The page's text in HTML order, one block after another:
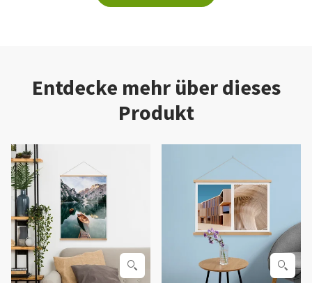
Entdecke mehr über dieses
Produkt